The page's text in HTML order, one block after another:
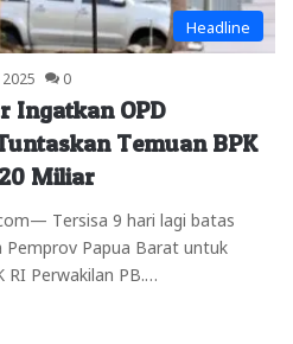
Headline
0
Ingatkan OPD
Temuan BPK
Miliar
Tersisa 9 hari lagi batas
Pemprov Papua Barat untuk
Perwakilan PB.…